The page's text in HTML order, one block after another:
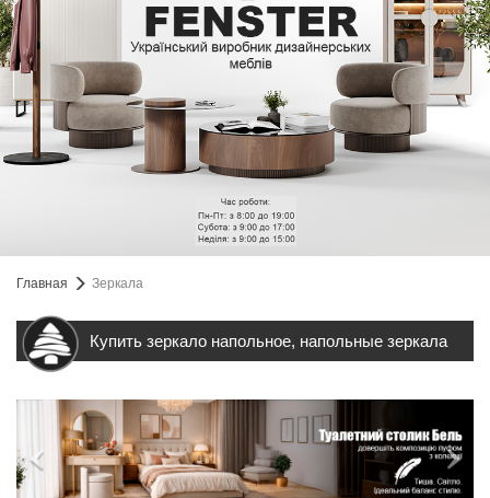
Главная Зеркала
Купить зеркало напольное, напольные зеркала